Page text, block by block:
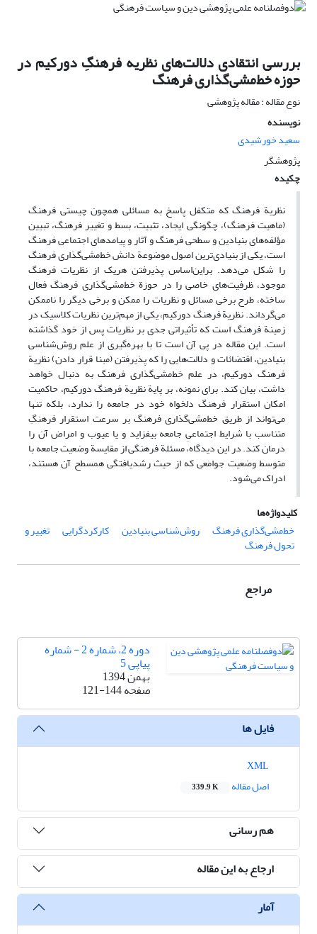
بررسی انتقادی دلالت‌های نظریه فرهنگِ دورکیم در
حوزه خط‌مشی‌گذاری فرهنگ
نوع مقاله : مقاله پژوهشی
نویسنده
سعید خورشیدی
پژوهشگر
چکیده
نظریة فرهنگ که متکفل پاسخ به مسائلی همچون چیستی فرهنگ
(ماهیت فرهنگ)، چگونگی ایجاد، تثبیت، بسط و تغییر فرهنگ، تبیین
مؤلفه‌های بنیادین و سطحی فرهنگ و آثار و پیامدهای اجتماعی فرهنگ
است، یکی از بنیادی‌ترین اصول موضوعة دانش خط‌مشی‌گذاری فرهنگ
را شکل می‌دهد. براین‌اساس پذیرفتن هریک از نظریات فرهنگ
موجود، ظرفیت‌های خاصی را در حوزة خط‌مشی‌گذاری فرهنگ فعال
ساخته، طرح برخی مسائل و نظریات را ممکن و برخی دیگر را ناممکن
می‌گرداند. نظریة فرهنگ دورکیم، یکی از مهم‌ترین نظریات کلاسیک در
زمینة فرهنگ است که تأثیراتی جدی بر نظریات پس از خود گذاشته
است. این مقاله در پی آن است تا با بهره‌گیری از علم روش‌شناسی
بنیادین، اقتضائات و دلالت‌هایی را که پذیرفتن (مبنا قرار دادن) نظریة
فرهنگ دورکیم، در علم خط‌مشی‌گذاری فرهنگ به دنبال خواهد
داشت، بیان‌ کند. برای نمونه، بر پایة نظریة فرهنگ دورکیم، حاکمیت
امکان استقرار فرهنگ دلخواه خود در جامعه را ندارد، بلکه تنها
می‌تواند از طریق خط‌مشی‌گذاری فرهنگ بر سرعت استقرار فرهنگِ
متناسب با شرایط اجتماعیِ جامعه بیفزاید و یا عیوب و امراض آن را
درمان کند. در این دیدگاه، مسئلة فرهنگی از مقایسة وضعیت جامعه با
متوسط وضعیت جوامعی که از حیث رشدیافتگی همسطح آن هستند،
ادراک می‌شود.
کلیدواژه‌ها
خط‌مشی‌گذاری فرهنگ
روش‌شناسی بنیادین کارکردگرایی تغییر و
تحول فرهنگ
مراجع
دوره 2، شماره 2 - شماره
پیاپی 5
بهمن 1394
صفحه121-144
فایل ها
اصل مقاله
339.9 K
هم رسانی
ارجاع به این مقاله
آمار